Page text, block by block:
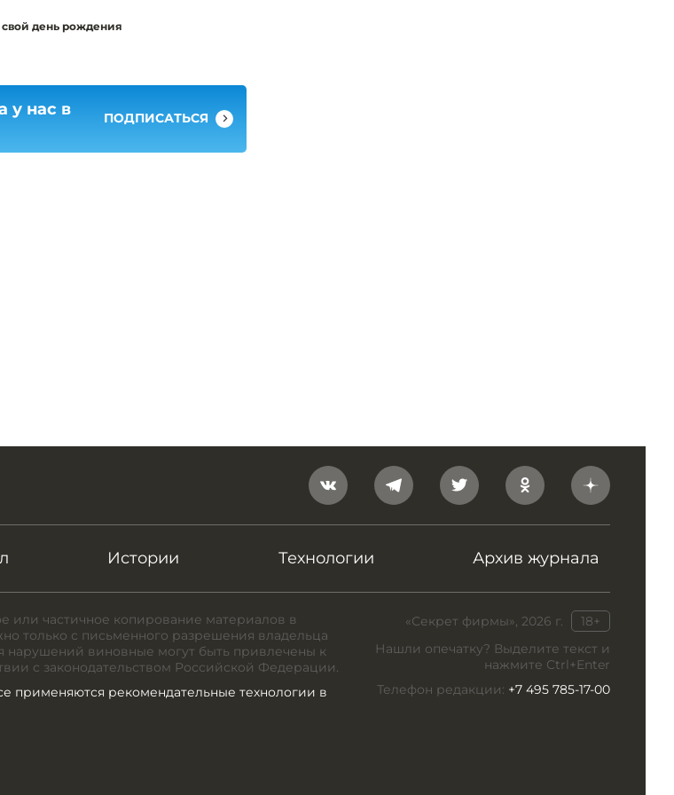
день рождения
у нас в
ПОДПИСАТЬСЯ
Истории Технологии Архив журнала
«Секрет фирмы», 2026 г.
18+
Нашли опечатку? Выделите текст и
нажмите Ctrl+Enter
Телефон редакции: +7 495 785-17-00
или частичное копирование материалов в
только с письменного разрешения владельца
нарушений виновные могут быть привлечены к
с законодательством Российской Федерации.
применяются рекомендательные технологии в